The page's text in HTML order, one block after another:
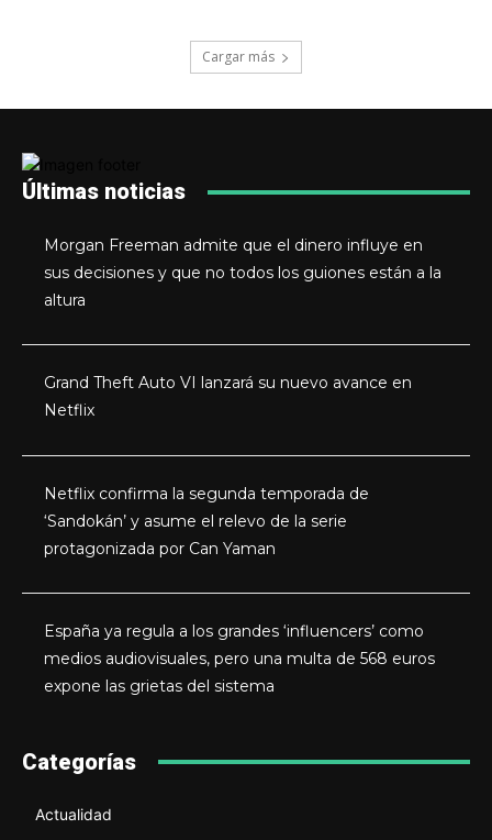
Cargar más
Últimas noticias
Morgan Freeman admite que el dinero influye en
sus decisiones y que no todos los guiones están a la
altura
Grand Theft Auto VI lanzará su nuevo avance en
Netflix
Netflix confirma la segunda temporada de
‘Sandokán’ y asume el relevo de la serie
protagonizada por Can Yaman
España ya regula a los grandes ‘influencers’ como
medios audiovisuales, pero una multa de 568 euros
expone las grietas del sistema
Categorías
Actualidad